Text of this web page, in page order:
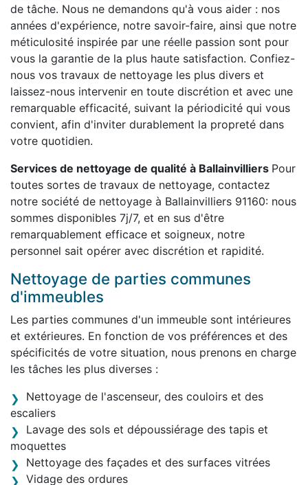
de tâche. Nous ne demandons qu'à vous aider : nos
années d'expérience, notre savoir-faire, ainsi que notre
méticulosité inspirée par une réelle passion sont pour
vous la garantie de la plus haute satisfaction. Confiez-
nous vos travaux de nettoyage les plus divers et
laissez-nous intervenir en toute discrétion et avec une
remarquable efficacité, suivant la périodicité qui vous
convient, afin d'inviter durablement la propreté dans
votre quotidien.
Services de nettoyage de qualité à Ballainvilliers Pour
toutes sortes de travaux de nettoyage, contactez
notre société de nettoyage à Ballainvilliers 91160: nous
sommes disponibles 7j/7, et en sus d'être
remarquablement efficace et soigneux, notre
personnel sait opérer avec discrétion et rapidité.
Nettoyage de parties communes
d'immeubles
Les parties communes d'un immeuble sont intérieures
et extérieures. En fonction de vos préférences et des
spécificités de votre situation, nous prenons en charge
les tâches les plus diverses :
Nettoyage de l'ascenseur, des couloirs et des
escaliers
Lavage des sols et dépoussiérage des tapis et
moquettes
Nettoyage des façades et des surfaces vitrées
Vidage des ordures